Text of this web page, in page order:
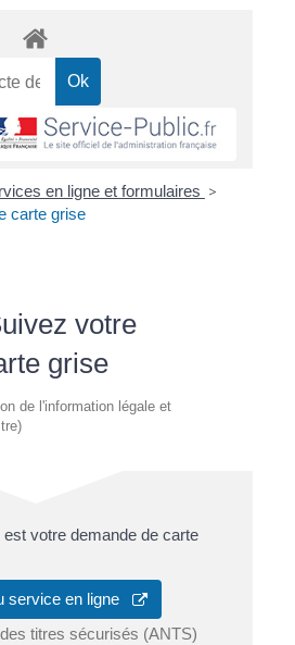
en ligne et formulaires >
carte grise
votre
grise
de l'information légale et
votre demande de carte
service en ligne
titres sécurisés (ANTS)